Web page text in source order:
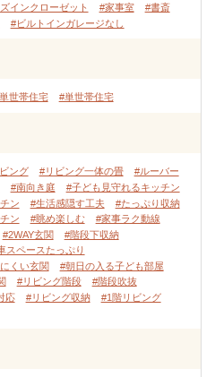
インクローゼット #家事室
#書斎
#ビルトインガレージなし
世帯住宅 #単世帯住宅
ング #リビング一体の畳
#ルーバー
#南向き庭
#子ども見守れるキッチン
ン #生活感隠す工夫
#たっぷり収納
ン #眺め楽しむ
#家事ラク動線
#2WAY玄関
#階段下収納
スペースたっぷり
くい玄関
#朝日の入る子ども部屋
#リビング階段
#階段吹抜
応 #リビング収納
#1階リビング